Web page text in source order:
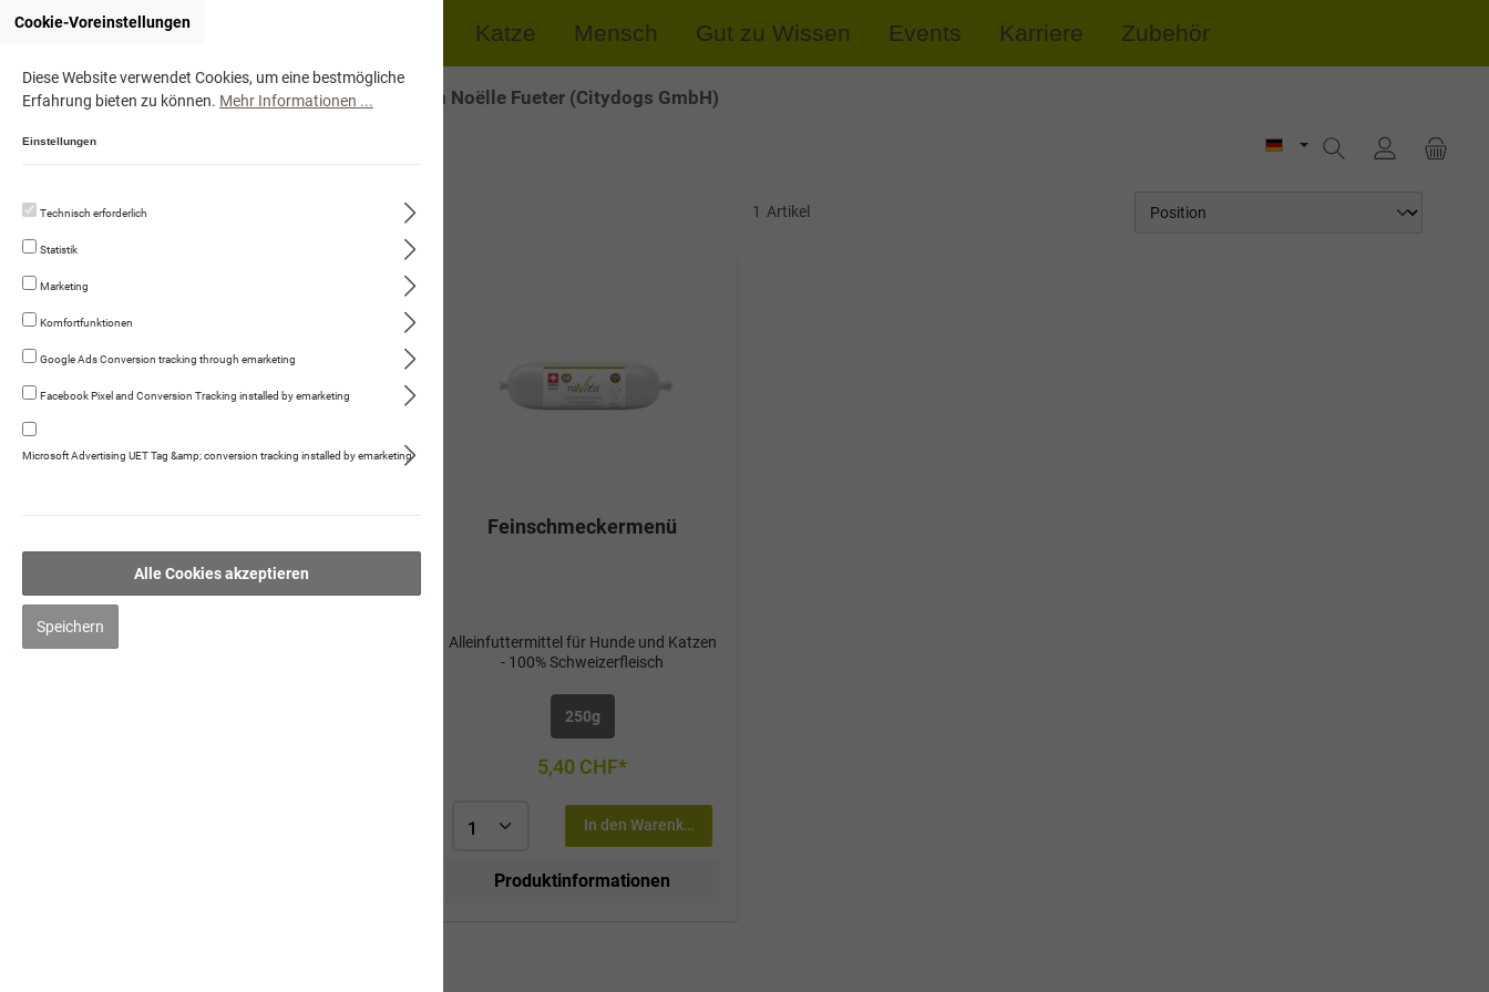
Katze Mensch Gut zu Wissen Events Karriere Zubehör
Onlineshop von Noëlle Fueter (Citydogs GmbH)
Fleischmenüs
Kauartikel/Leckerli
Schweizer Würste
Gourmet-Geflügelwurst
Saftige Rinderwurst
1 Artikel
Feinschmeckermenü
Alleinfuttermittel für Hunde und Katzen
- 100% Schweizerfleisch
250g
5,40 CHF*
In den Warenkorb
Produktinformationen
Cookie-Voreinstellungen
Diese Website verwendet Cookies, um eine bestmögliche
Erfahrung bieten zu können. Mehr Informationen ...
Einstellungen
Technisch erforderlich
Statistik
Marketing
Komfortfunktionen
Google Ads Conversion tracking through emarketing
Facebook Pixel and Conversion Tracking installed by emarketing
Microsoft Advertising UET Tag &amp; conversion tracking installed by emarketing
Alle Cookies akzeptieren
Speichern